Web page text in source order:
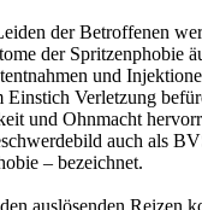
der Betroffenen
der Spritzenphobie
und
Einstich Verletzung
und Ohnmacht
auch als
– bezeichnet.
auslösenden Reizen